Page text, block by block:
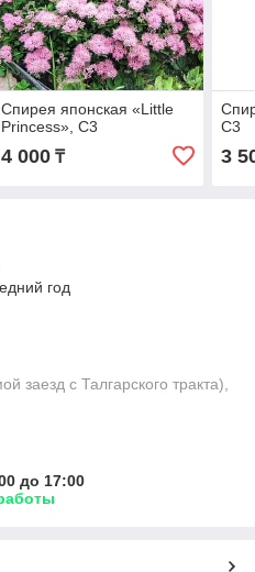
Спирея японская «Little
Princess», С3
4 000₸
С3
3
год
заезд с Талгарского тракта),
до 17:00